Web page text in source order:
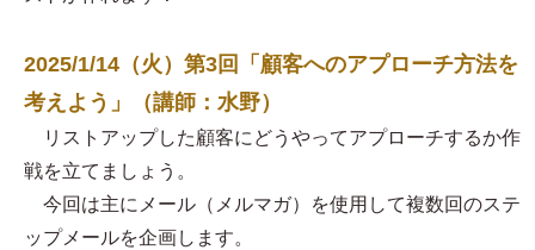
2025/1/14（火）第3回「顧客へのアプローチ方法を
考えよう」（講師：水野）
リストアップした顧客にどうやってアプローチするか作
戦を立てましょう。
今回は主にメール（メルマガ）を使用して複数回のステ
ップメールを企画します。